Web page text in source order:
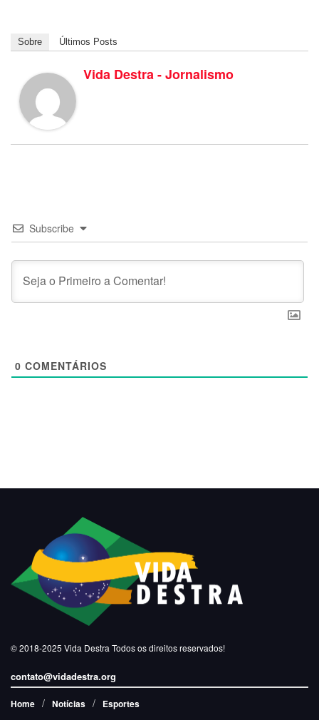
Sobre Últimos Posts
Vida Destra - Jornalismo
Subscribe
0 COMENTÁRIOS
© 2018-2025 Vida Destra Todos os direitos reservados!
contato@vidadestra.org
Home Notícias Esportes